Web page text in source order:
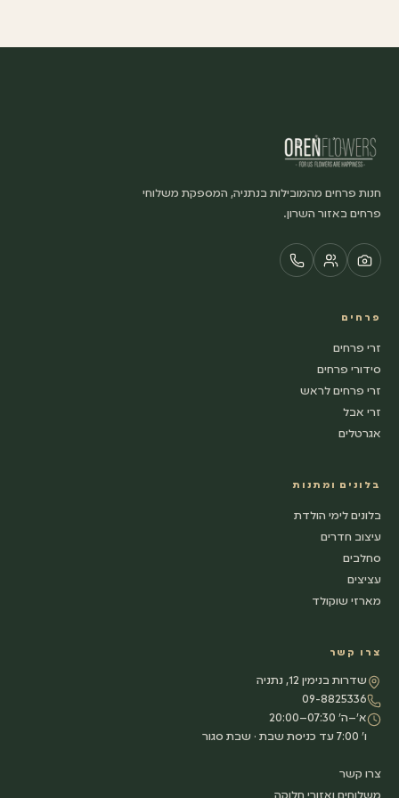
חנות פרחים מהמובילות בנתניה, המספקת משלוחי
פרחים באזור השרון.
פרחים
זרי פרחים
סידורי פרחים
זרי פרחים לראש
זרי אבל
אגרטלים
בלונים ומתנות
בלונים לימי הולדת
עיצוב חדרים
סחלבים
עציצים
מארזי שוקולד
צרו קשר
שדרות בנימין 12, נתניה
09-8825336
א׳–ה׳ 07:30–20:00
ו׳ 7:00 עד כניסת שבת · שבת סגור
צרו קשר